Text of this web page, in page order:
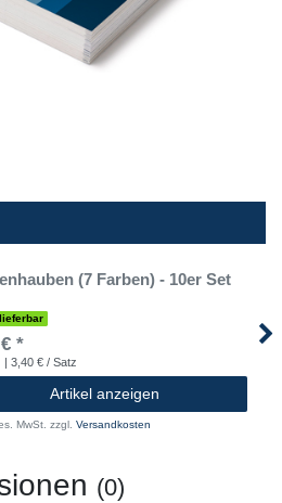
(7 Farben) - 10er Set
*
| 3,40 € / Satz
Artikel anzeigen
MwSt. zzgl. Versandkosten
(0)